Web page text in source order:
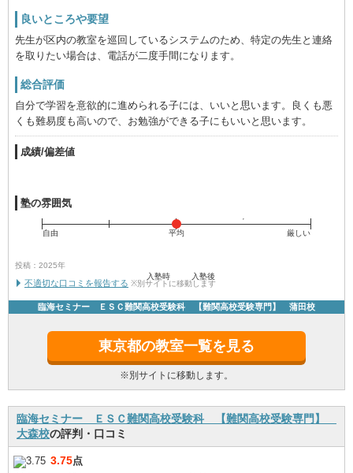
良いところや要望
先生が区内の教室を巡回しているシステムのため、特定の先生と連絡
を取りたい場合は、電話が二度手間になります。
総合評価
自分で学習を意欲的に進められる子には、いいと思います。良くも悪
くも難易度も高いので、お勉強ができる子にもいいと思います。
成績/偏差値
入塾時 入塾後
塾の雰囲気
自由 平均 厳しい
投稿：2025年
不適切な口コミを報告する ※別サイトに移動します
臨海セミナー ＥＳＣ難関高校受験科 【難関高校受験専門】 蒲田校
東京都の教室一覧を見る
※別サイトに移動します。
臨海セミナー ＥＳＣ難関高校受験科 【難関高校受験専門】
大森校の評判・口コミ
3.75点